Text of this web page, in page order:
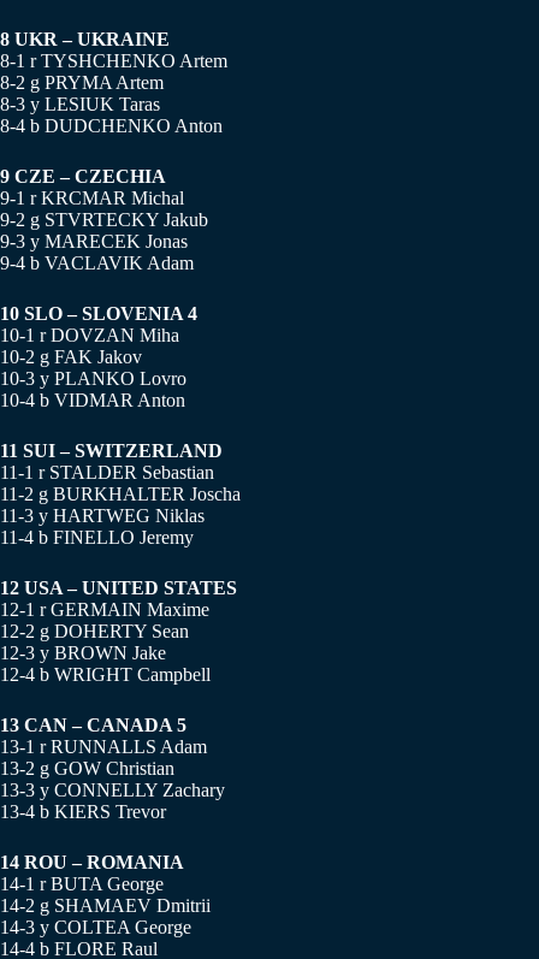
8 UKR – UKRAINE
8-1 r TYSHCHENKO Artem
8-2 g PRYMA Artem
8-3 y LESIUK Taras
8-4 b DUDCHENKO Anton
9 CZE – CZECHIA
9-1 r KRCMAR Michal
9-2 g STVRTECKY Jakub
9-3 y MARECEK Jonas
9-4 b VACLAVIK Adam
10 SLO – SLOVENIA 4
10-1 r DOVZAN Miha
10-2 g FAK Jakov
10-3 y PLANKO Lovro
10-4 b VIDMAR Anton
11 SUI – SWITZERLAND
11-1 r STALDER Sebastian
11-2 g BURKHALTER Joscha
11-3 y HARTWEG Niklas
11-4 b FINELLO Jeremy
12 USA – UNITED STATES
12-1 r GERMAIN Maxime
12-2 g DOHERTY Sean
12-3 y BROWN Jake
12-4 b WRIGHT Campbell
13 CAN – CANADA 5
13-1 r RUNNALLS Adam
13-2 g GOW Christian
13-3 y CONNELLY Zachary
13-4 b KIERS Trevor
14 ROU – ROMANIA
14-1 r BUTA George
14-2 g SHAMAEV Dmitrii
14-3 y COLTEA George
14-4 b FLORE Raul